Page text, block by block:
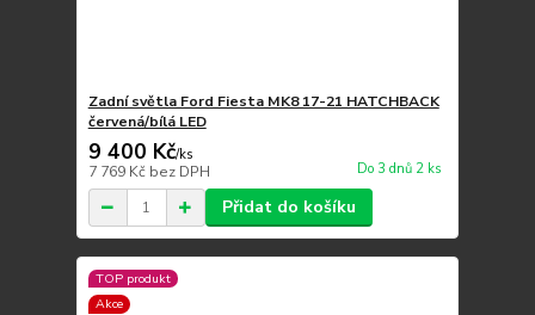
Zadní světla Ford Fiesta MK8 17-21 HATCHBACK
červená/bílá LED
9 400 Kč/ks
7 769 Kč bez DPH Do 3 dnů 2 ks
Přidat do košíku
TOP produkt
Akce